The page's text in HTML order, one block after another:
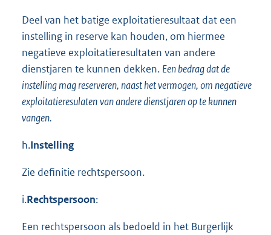
Deel van het batige exploitatieresultaat dat een
instelling in reserve kan houden, om hiermee
negatieve exploitatieresultaten van andere
dienstjaren te kunnen dekken. Een bedrag dat de
instelling mag reserveren, naast het vermogen, om negatieve
exploitatieresulatenvan andere dienstjaren op te kunnen
vangen.
h.Instelling
Zie definitie rechtspersoon.
i.Rechtspersoon:
Een rechtspersoon als bedoeld in het Burgerlijk